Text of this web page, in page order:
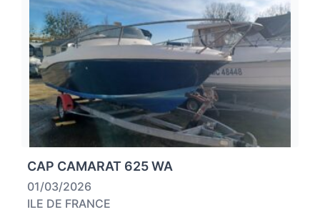
CAP CAMARAT 625 WA
01/03/2026
ILE DE FRANCE